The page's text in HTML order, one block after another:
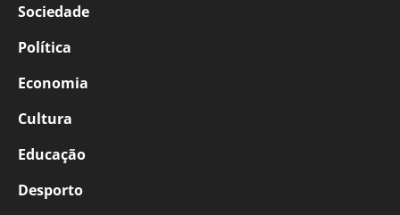
Sociedade
Política
Economia
Cultura
Educação
Desporto